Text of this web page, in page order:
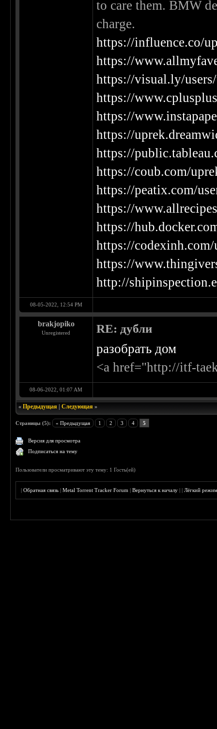
to care them. BMW
charge.
https://influence.co/
https://
https://visual.ly/
https://
https://
https://
https://
https://coub.com/
https://peatix.com/
https://
https://
https://
https://
http://
08-05-2022, 12:54 PM
brakjopiko
Unregistered RE: дубли
разобрать дом
<a href="http://itf-
08-06-2022, 01:07 AM
«Предыдущая |Следующая »
Страницы (5): « Предыдущая 1 2 3 4 5
Версия для просмотра
Подписаться на тему
Пользователи просматривают эту тему: 1 Гость(ей)
|Обратная связь |Metal Torrent Tracker Forum |Вернуться к началу ||Лёгкий